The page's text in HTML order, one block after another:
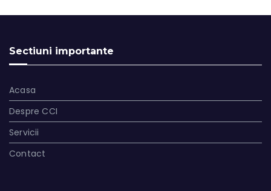
Sectiuni importante
Acasa
Despre CCI
Servicii
Contact